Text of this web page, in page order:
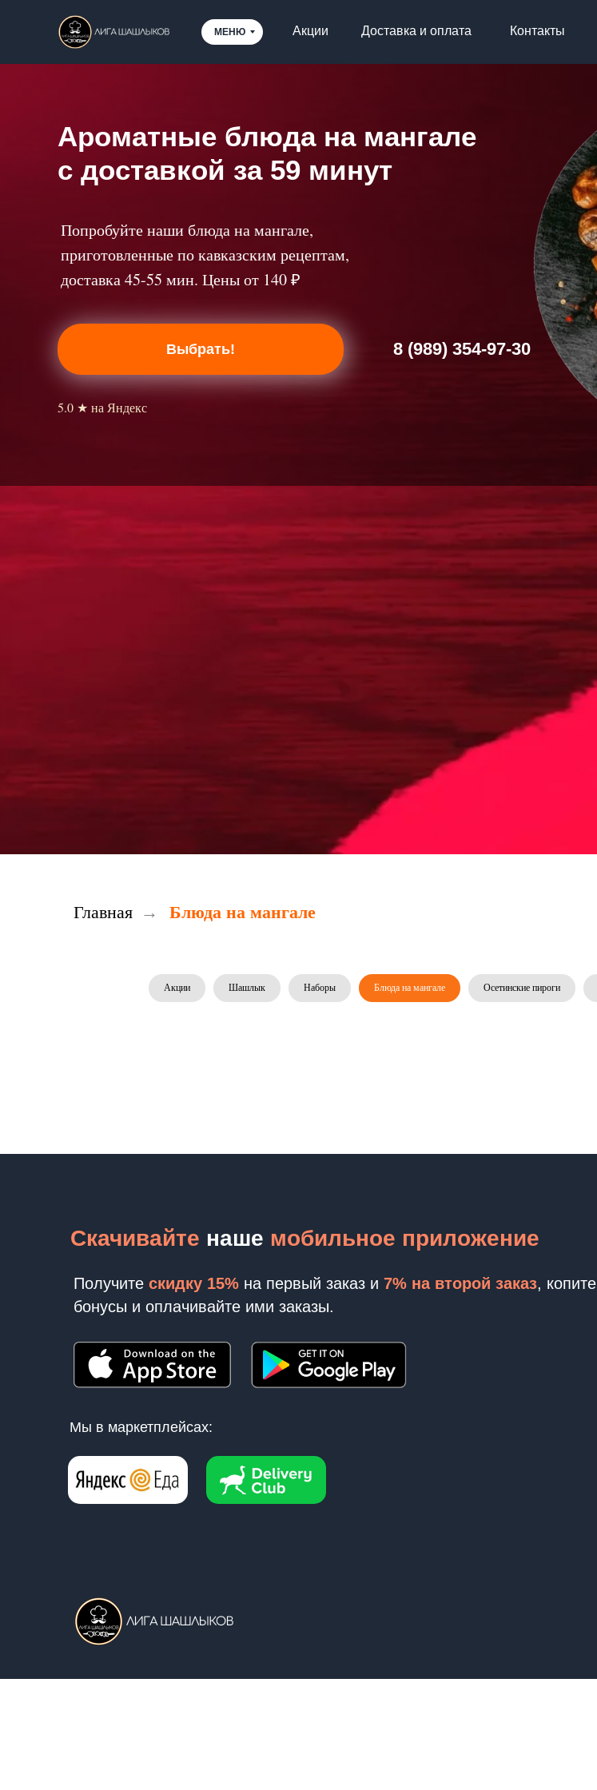
МЕНЮ Контакты
Акции Доставка и оплата
5.0 ★ на Яндекс
Выбрать! 8 (989) 354-97-30
Ароматные блюда на мангале
с доставкой за 59 минут
Попробуйте наши блюда на мангале,
приготовленные по кавказским рецептам,
доставка 45-55 мин. Цены от 140 ₽
Главная → Блюда на мангале
Акции Шашлык Наборы Блюда на мангале Осетинские пироги
Скачивайте наше мобильное приложение
Получите скидку 15% на первый заказ и 7% на второй заказ, копите
бонусы и оплачивайте ими заказы.
Мы в маркетплейсах: